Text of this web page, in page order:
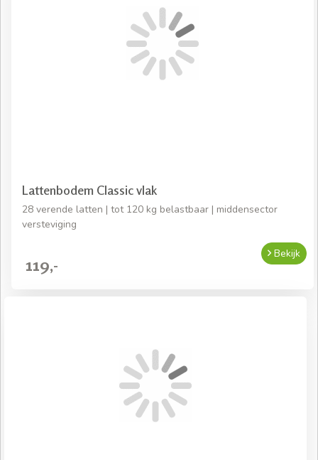
Lattenbodem Classic vlak
28 verende latten | tot 120 kg belastbaar | middensector
versteviging
119,-
Bekijk